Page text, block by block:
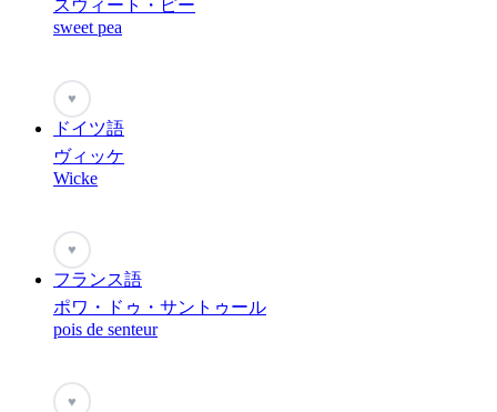
スウィート・ピー
sweet pea
♥
ドイツ語
ヴィッケ
Wicke
♥
フランス語
ポワ・ドゥ・サントゥール
pois de senteur
♥